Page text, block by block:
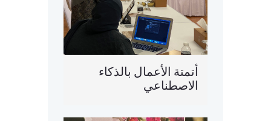
أتمتة الأعمال بالذكاء
الاصطناعي